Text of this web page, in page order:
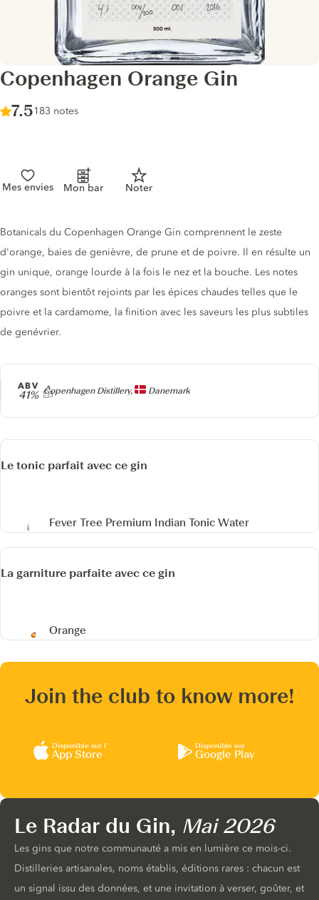
Copenhagen Orange Gin
Score :
7.5/ 10
183 notes
Mes envies Mon bar Noter
Producteur
Copenhagen Distillery, Danemark
ABV
41%
Description du gin
Botanicals du Copenhagen Orange Gin comprennent le zeste
d'orange, baies de genièvre, de prune et de poivre. Il en résulte un
gin unique, orange lourde à la fois le nez et la bouche. Les notes
oranges sont bientôt rejoints par les épices chaudes telles que le
poivre et la cardamome, la finition avec les saveurs les plus subtiles
de genévrier.
Le tonic parfait avec ce gin
Fever Tree Premium Indian Tonic Water
La garniture parfaite avec ce gin
Orange
Join the club to know more!
Disponible sur l’
App Store
Disponible sur
Google Play
Le Radar du Gin, Mai 2026
Les gins que notre communauté a mis en lumière ce mois-ci.
Distilleries artisanales, noms établis, éditions rares : chacun est
un signal issu des données, et une invitation à verser, goûter, et